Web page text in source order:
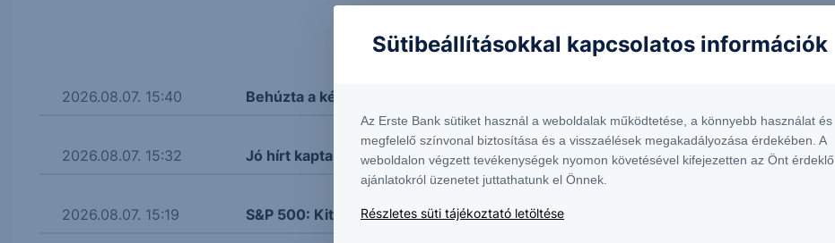
Erste elemzések Piaci hírek
2026.08.07. 15:40 Behúzta a kéziféket az amerikai munkaerőpiac
2026.08.07. 15:32 Jó hírt kaptak az amerikai napelemes vállalatok
2026.08.07. 15:19 S&P 500: Kitört
Sütibeállításokkal kapcsolatos információk
Az Erste Bank sütiket használ a weboldalak működtetése, a könnyebb használat és
megfelelő színvonal biztosítása és a visszaélések megakadályozása érdekében. A
weboldalon végzett tevékenységek nyomon követésével kifejezetten az Önt érdeklő
ajánlatokról üzenetet juttathatunk el Önnek.
Részletes süti tájékoztató letöltése